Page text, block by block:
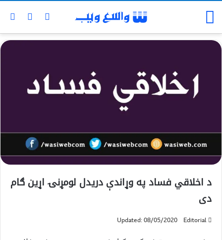
د اخلاقي فساد په وړاندې دريدل لومړنۍ اړين ګام
دى
Editorial
Updated: 08/05/2020